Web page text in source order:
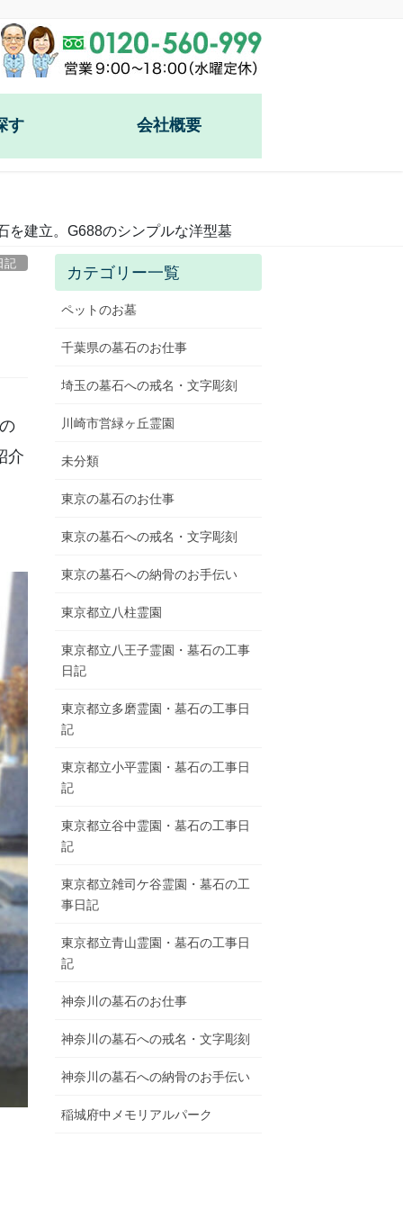
す
園
ルパーク
会社概要
を建立。G688のシンプルな洋型墓
記
介
カテゴリー一覧
ペットのお墓
千葉県の墓石のお仕事
埼玉の墓石への戒名・文字彫刻
川崎市営緑ヶ丘霊園
未分類
東京の墓石のお仕事
東京の墓石への戒名・文字彫刻
東京の墓石への納骨のお手伝い
東京都立八柱霊園
東京都立八王子霊園・墓石の工事
日記
東京都立多磨霊園・墓石の工事日
記
東京都立小平霊園・墓石の工事日
記
東京都立谷中霊園・墓石の工事日
記
東京都立雑司ケ谷霊園・墓石の工
事日記
東京都立青山霊園・墓石の工事日
記
神奈川の墓石のお仕事
神奈川の墓石への戒名・文字彫刻
神奈川の墓石への納骨のお手伝い
稲城府中メモリアルパーク